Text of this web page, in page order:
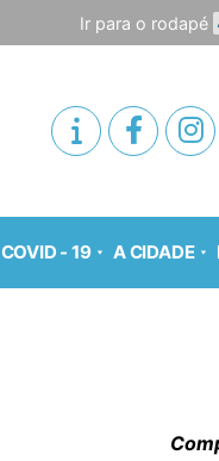
Ir para o rodapé
COVID - 19 A CIDADE